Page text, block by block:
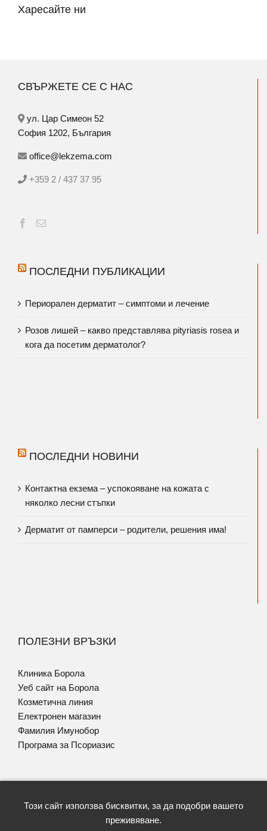
Харесайте ни
СВЪРЖЕТЕ СЕ С НАС
ул. Цар Симеон 52
София 1202, България
office@lekzema.com
+359 2 / 437 37 95
ПОСЛЕДНИ ПУБЛИКАЦИИ
Периорален дерматит – симптоми и лечение
Розов лишей – какво представлява pityriasis rosea и
кога да посетим дерматолог?
ПОСЛЕДНИ НОВИНИ
Контактна екзема – успокояване на кожата с
няколко лесни стъпки
Дерматит от памперси – родители, решения има!
ПОЛЕЗНИ ВРЪЗКИ
Клиника Борола
Уеб сайт на Борола
Козметична линия
Електронен магазин
Фамилия Имунобор
Програма за Псориазис
Copyright © 2026 | Lekzema | Всички права запазени |
Този сайт използва бисквитки, за да подобри вашето
преживяване.